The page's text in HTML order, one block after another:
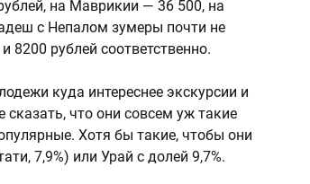
на Маврикии — 36 500, на
с Непалом зумеры почти не
8200 рублей соответственно.
куда интереснее экскурсии и
что они совсем уж такие
Хотя бы такие, чтобы они
7,9%) или Урай с долей 9,7%.